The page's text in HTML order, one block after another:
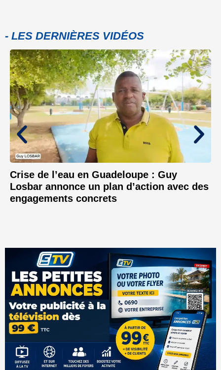
- LES DERNIÈRES VIDÉOS
Crise de l’eau en Guadeloupe : Guy
Losbar annonce un plan d’action avec des
engagements concrets